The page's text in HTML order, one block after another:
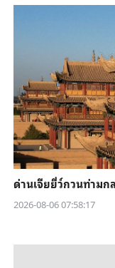
ด่านเจียยี่ว์กวนท่าม
2026-08-06 07:58:17